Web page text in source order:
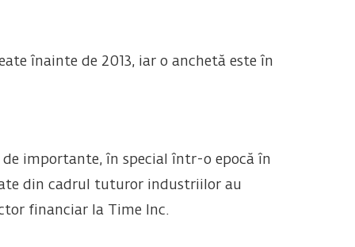
înainte de 2013, iar o anchetă este în
importante, în special într-o epocă în
din cadrul tuturor industriilor au
financiar la Time Inc.